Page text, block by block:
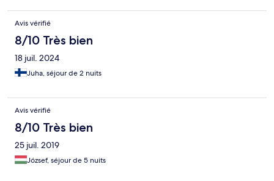
Avis vérifié
8/10 Très bien
18 juil. 2024
Juha, séjour de 2 nuits
Avis vérifié
8/10 Très bien
25 juil. 2019
József, séjour de 5 nuits